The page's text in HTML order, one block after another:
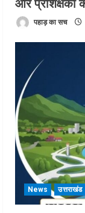
और प्रशिक्षकों
पहाड़ का सच
News उत्तराखंड